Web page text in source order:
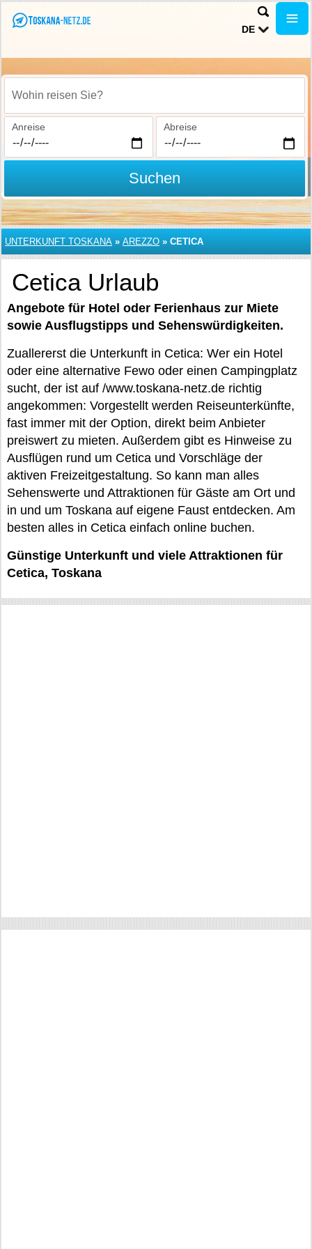
DE
Wohin reisen Sie?
Anreise Abreise
Suchen
UNTERKUNFT TOSKANA » AREZZO » CETICA
Cetica Urlaub
Angebote für Hotel oder Ferienhaus zur Miete
sowie Ausflugstipps und Sehenswürdigkeiten.
Zuallererst die Unterkunft in Cetica: Wer ein Hotel
oder eine alternative Fewo oder einen Campingplatz
sucht, der ist auf /www.toskana-netz.de richtig
angekommen: Vorgestellt werden Reiseunterkünfte,
fast immer mit der Option, direkt beim Anbieter
preiswert zu mieten. Außerdem gibt es Hinweise zu
Ausflügen rund um Cetica und Vorschläge der
aktiven Freizeitgestaltung. So kann man alles
Sehenswerte und Attraktionen für Gäste am Ort und
in und um Toskana auf eigene Faust entdecken. Am
besten alles in Cetica einfach online buchen.
Günstige Unterkunft und viele Attraktionen für
Cetica, Toskana